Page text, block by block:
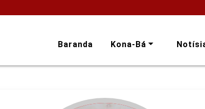
Baranda Kona-Bá